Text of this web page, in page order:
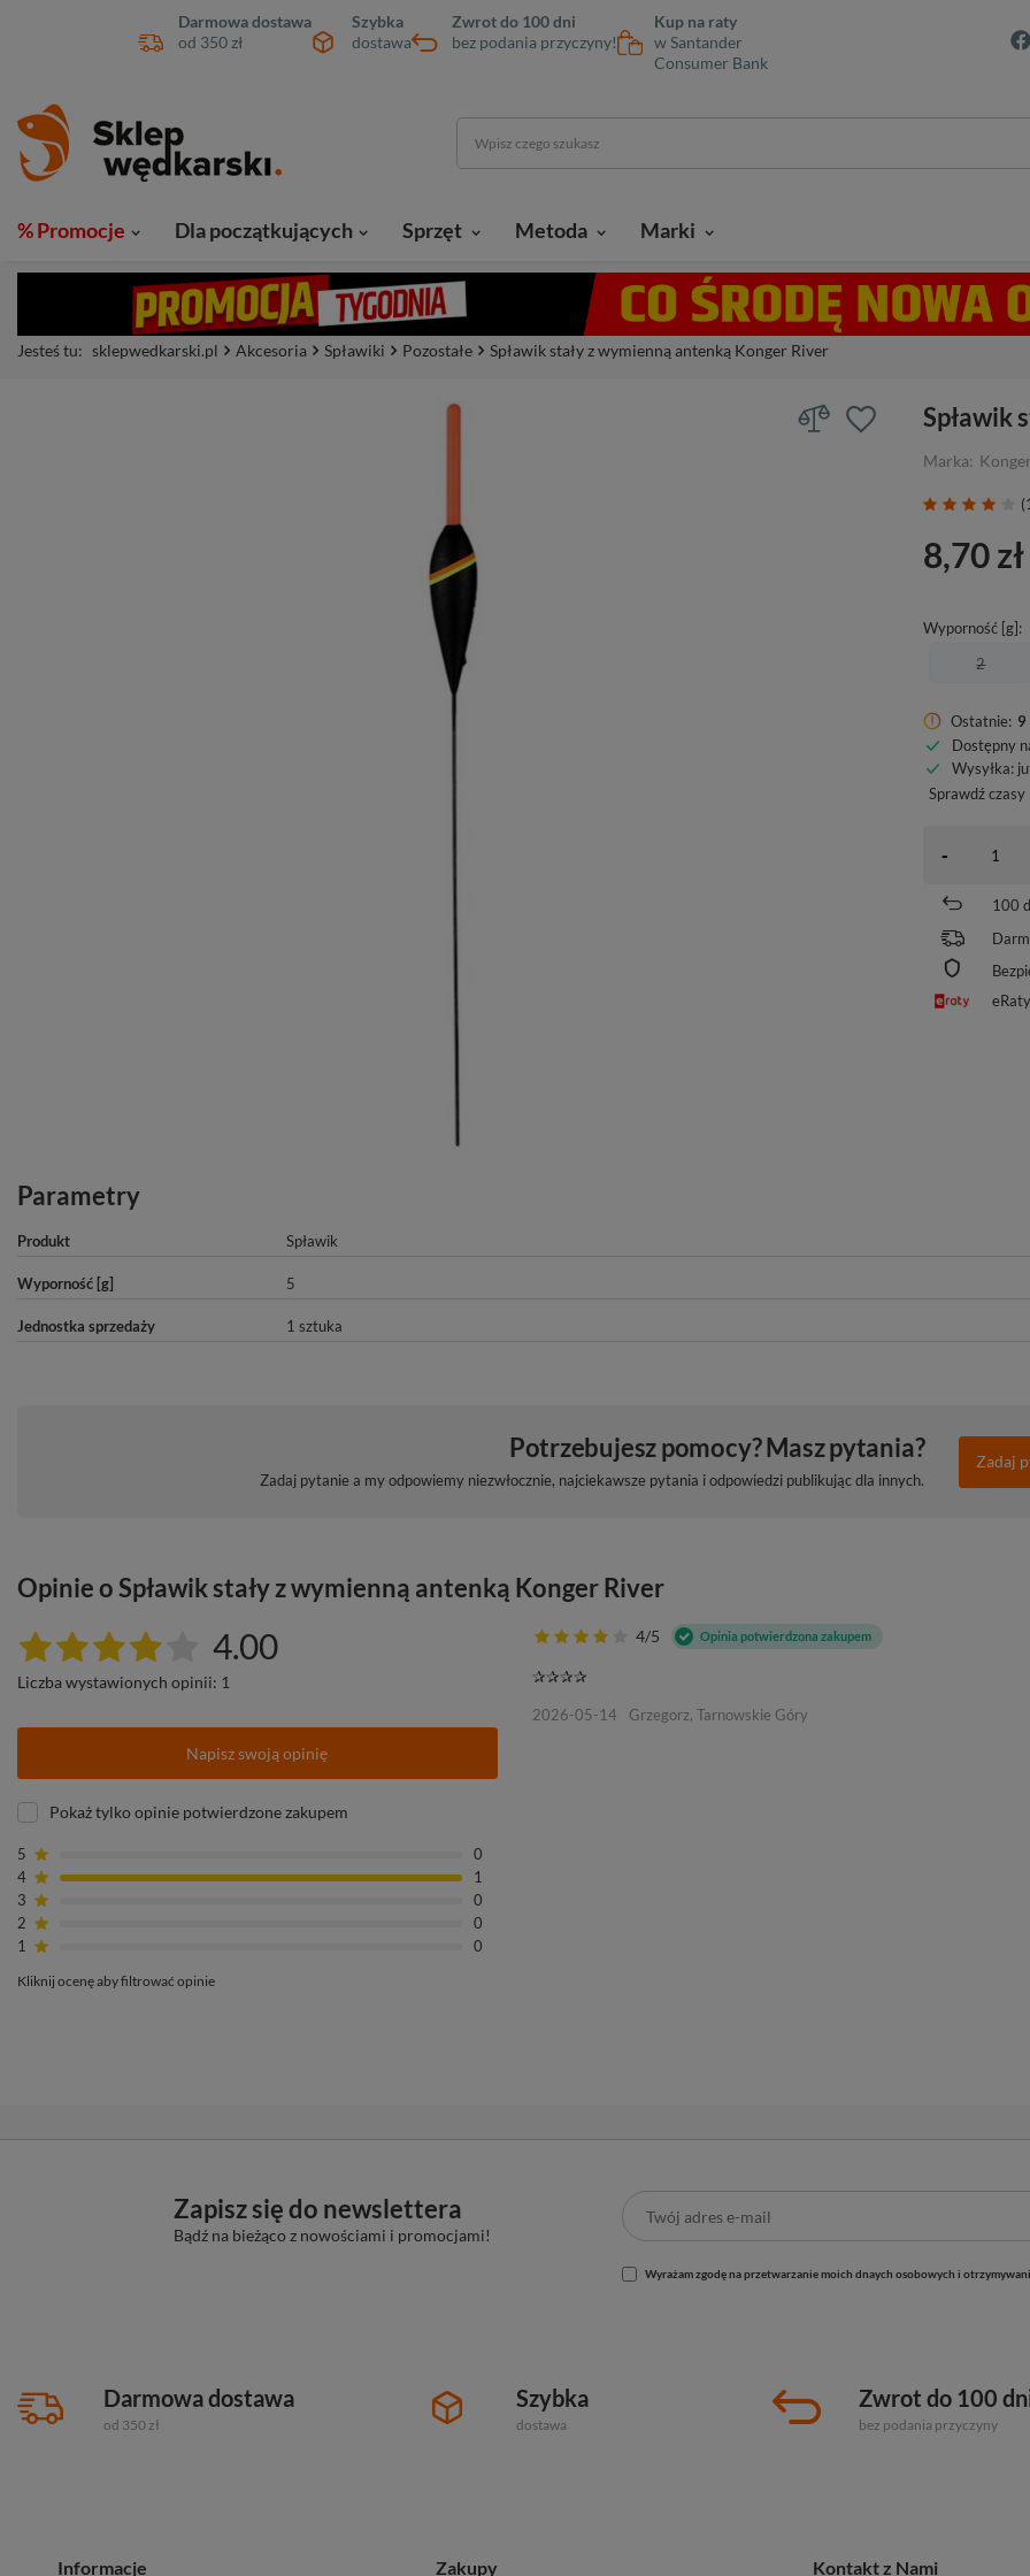
Darmowa dostawa
od 350 zł
Szybka
dostawa
Zwrot do 100 dni
bez podania przyczyny!
Kup na raty
w Santander
Consumer Bank
% Promocje Dla początkujących Sprzęt Metoda Marki
Jesteś tu: sklepwedkarski.pl Akcesoria Spławiki Pozostałe Spławik stały z wymienną antenką Konger River
Spławik
Marka: Konger
8,70 zł
Wyporność [g]
2
Ostatnie: 9
Dostępny
Wysyłka:
Sprawdź
-
100
Parametry
Produkt Spławik
Wyporność [g] 5
Jednostka sprzedaży 1 sztuka
Potrzebujesz pomocy? Masz pytania?
Zadaj pytanie a my odpowiemy niezwłocznie, najciekawsze pytania i odpowiedzi publikując dla innych.
Zadaj
Opinie o Spławik stały z wymienną antenką Konger River
4.00
Liczba wystawionych opinii: 1
Napisz swoją opinię
Pokaż tylko opinie potwierdzone zakupem
5
0
4
1
3
0
2
0
1
0
Kliknij ocenę aby filtrować opinie
4/5 Opinia potwierdzona zakupem
✰✰✰✰
2026-05-14 Grzegorz, Tarnowskie Góry
Zapisz się do newslettera
Bądź na bieżąco z nowościami i promocjami!
Wyrażam zgodę na przetwarzanie moich dnaych osobowych i
Darmowa dostawa
od 350 zł
Szybka
dostawa
Zwrot do 100
bez podania przyczyny
Informacje Zakupy Kontakt z Nami